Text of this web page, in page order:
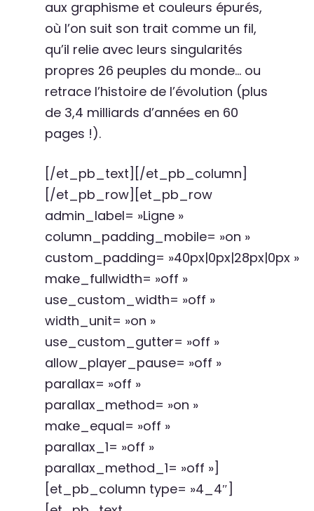
aux graphisme et couleurs épurés,
où l’on suit son trait comme un fil,
qu’il relie avec leurs singularités
propres 26 peuples du monde… ou
retrace l’histoire de l’évolution (plus
de 3,4 milliards d’années en 60
pages !).
[/et_pb_text][/et_pb_column]
[/et_pb_row][et_pb_row
admin_label= »Ligne »
column_padding_mobile= »on »
custom_padding= »40px|0px|28px|0px »
make_fullwidth= »off »
use_custom_width= »off »
width_unit= »on »
use_custom_gutter= »off »
allow_player_pause= »off »
parallax= »off »
parallax_method= »on »
make_equal= »off »
parallax_1= »off »
parallax_method_1= »off »]
[et_pb_column type= »4_4″]